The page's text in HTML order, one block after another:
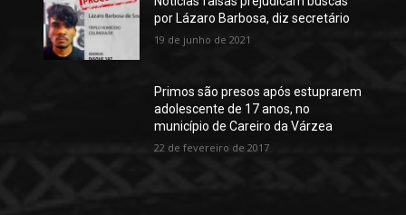
por Lázaro Barbosa, diz secretário
19 de junho de 2021
Primos são presos após estuprarem
adolescente de 17 anos, no
município de Careiro da Várzea
22 de fevereiro de 2017